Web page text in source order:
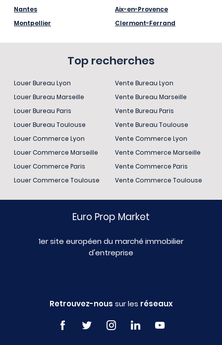
Nantes
Montpellier
Aix-en-Provence
Clermont-Ferrand
Top recherches
Louer Bureau Lyon
Louer Bureau Marseille
Louer Bureau Paris
Louer Bureau Toulouse
Louer Commerce Lyon
Louer Commerce Marseille
Louer Commerce Paris
Louer Commerce Toulouse
Vente Bureau Lyon
Vente Bureau Marseille
Vente Bureau Paris
Vente Bureau Toulouse
Vente Commerce Lyon
Vente Commerce Marseille
Vente Commerce Paris
Vente Commerce Toulouse
Euro Prop Market
1er site européen du marché immobilier
d'entreprise
Retrouvez-nous sur les réseaux